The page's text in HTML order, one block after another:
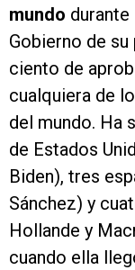
mundo
Gobierno de
ciento de
cualquiera de
del mundo. Ha
de Estados
Biden), tres
Sánchez) y
Hollande y
cuando ella